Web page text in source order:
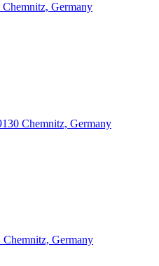
Chemnitz, Germany
Chemnitz, Germany
Chemnitz, Germany